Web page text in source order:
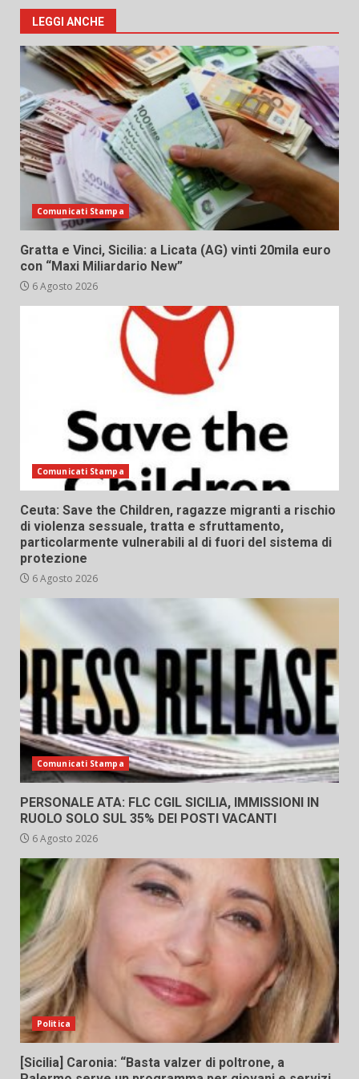
LEGGI ANCHE
Comunicati Stampa
Gratta e Vinci, Sicilia: a Licata (AG) vinti 20mila euro
con “Maxi Miliardario New”
6 Agosto 2026
Comunicati Stampa
Ceuta: Save the Children, ragazze migranti a rischio
di violenza sessuale, tratta e sfruttamento,
particolarmente vulnerabili al di fuori del sistema di
protezione
6 Agosto 2026
Comunicati Stampa
PERSONALE ATA: FLC CGIL SICILIA, IMMISSIONI IN
RUOLO SOLO SUL 35% DEI POSTI VACANTI
6 Agosto 2026
Politica
[Sicilia] Caronia: “Basta valzer di poltrone, a